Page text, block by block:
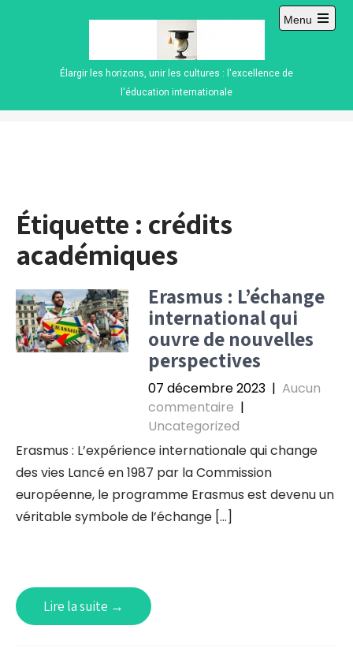
Élargir les horizons, unir les cultures : l'excellence de
l'éducation internationale
Menu
Open
Étiquette : crédits
académiques
Erasmus : L’échange
international qui
ouvre de nouvelles
perspectives
07 décembre 2023 | Aucun
commentaire |
Uncategorized
Erasmus : L’expérience internationale qui change
des vies Lancé en 1987 par la Commission
européenne, le programme Erasmus est devenu un
véritable symbole de l’échange […]
Lire la suite →